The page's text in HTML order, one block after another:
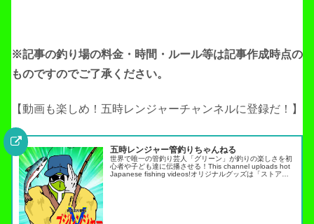
※記事の釣り場の料金・時間・ルール等は記事作成時点の
ものですのでご了承ください。
【動画も楽しめ！五時レンジャーチャンネルに登録だ！】
五時レンジャー管釣りちゃんねる
世界で唯一の管釣り芸人「グリーン」が釣りの楽しさを初
心者や子ども達に伝播させる！This channel uploads hot
Japanese fishing videos!オリジナルグッズは「ストア」